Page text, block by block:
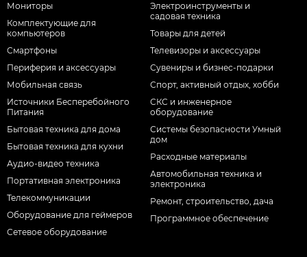
Мониторы
Комплектующие для
компьютеров
Смартфоны
Периферия и аксессуары
Мобильная связь
Источники Бесперебойного
Питания
Бытовая техника для дома
Бытовая техника для кухни
Аудио-видео техника
Портативная электроника
Телекоммуникации
Оборудование для геймеров
Сетевое оборудование
Электроинструменты и
садовая техника
Товары для детей
Телевизоры и аксессуары
Сувениры и бизнес-подарки
Спорт, активный отдых, хобби
СКС и инженерное
оборудование
Системы безопасности Умный
дом
Расходные материалы
Автомобильная техника и
электроника
Ремонт, строительство, дача
Программное обеспечение